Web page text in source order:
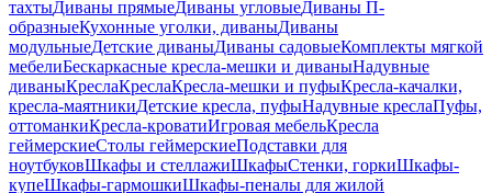
тахтыДиваны прямыеДиваны угловыеДиваны П-
образныеКухонные уголки, диваныДиваны
модульныеДетские диваныДиваны садовыеКомплекты мягкой
мебелиБескаркасные кресла-мешки и диваныНадувные
диваныКреслаКреслаКресла-мешки и пуфыКресла-качалки,
кресла-маятникиДетские кресла, пуфыНадувные креслаПуфы,
оттоманкиКресла-кроватиИгровая мебельКресла
геймерскиеСтолы геймерскиеПодставки для
ноутбуковШкафы и стеллажиШкафыСтенки, горкиШкафы-
купеШкафы-гармошкиШкафы-пеналы для жилой